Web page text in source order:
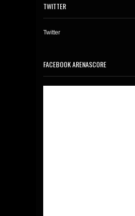
TWITTER
Twitter
FACEBOOK ARENASCORE